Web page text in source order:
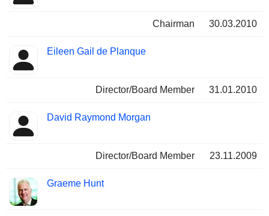
Chairman 30.03.2010
Eileen Gail de Planque
Director/Board Member 31.01.2010
David Raymond Morgan
Director/Board Member 23.11.2009
Graeme Hunt